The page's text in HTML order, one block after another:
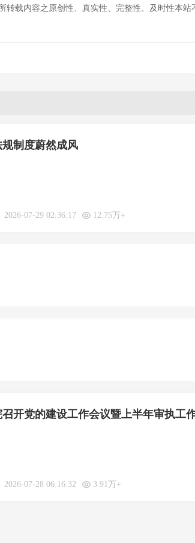
转载内容之原创性、真实性、完整性、及时性本站
制度蔚然成风
2026-07-29 02:36:17 12.75万+
开党的建设工作会议暨上半年审执工
2026-07-28 06:16:32 3.91万+